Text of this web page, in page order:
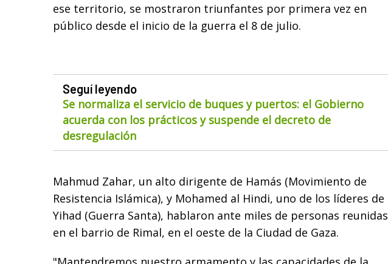
ese territorio, se mostraron triunfantes por primera vez en
público desde el inicio de la guerra el 8 de julio.
Seguí leyendo
Se normaliza el servicio de buques y puertos: el Gobierno
acuerda con los prácticos y suspende el decreto de
desregulación
Mahmud Zahar, un alto dirigente de Hamás (Movimiento de
Resistencia Islámica), y Mohamed al Hindi, uno de los líderes de
Yihad (Guerra Santa), hablaron ante miles de personas reunidas
en el barrio de Rimal, en el oeste de la Ciudad de Gaza.